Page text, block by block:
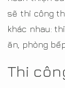
sẽ thi công
khác nhau:
ăn, phòng
Thi